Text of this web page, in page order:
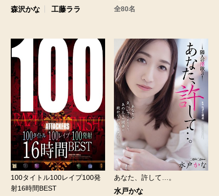
森沢かな 工藤ララ
全80名
100タイトル100レイプ100発
射16時間BEST
あなた、許して…。
水戸かな